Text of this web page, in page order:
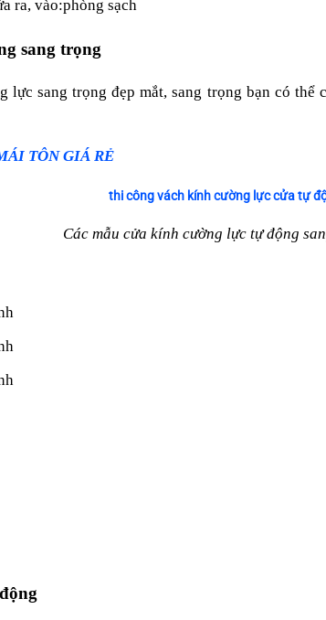
ra, vào:phòng sạch
sang trọng
lực sang trọng đẹp mắt, sang trọng bạn có thể
TÔN GIÁ RẺ
Các mẫu cửa kính cường lực tự động